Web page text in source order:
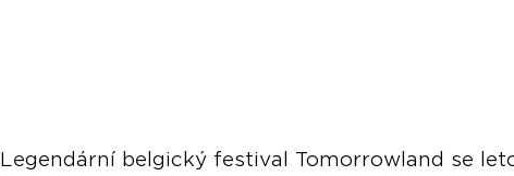
Legendární belgický festival Tomorrowland se